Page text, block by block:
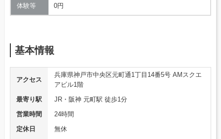
体験等 0円
基本情報
アクセス
兵庫県神戸市中央区元町通1丁目14番5号 AMスクエ
アビル1階
最寄り駅
JR・阪神 元町駅 徒歩1分
営業時間
24時間
定休日
無休